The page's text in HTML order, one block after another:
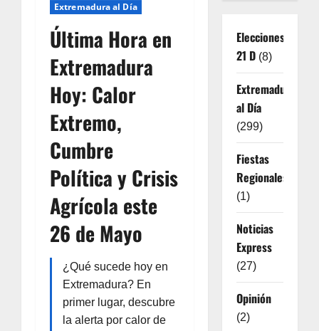
Extremadura al Día
Última Hora en
Extremadura
Hoy: Calor
Extremo,
Cumbre
Política y Crisis
Agrícola este
26 de Mayo
¿Qué sucede hoy en
Extremadura? En
primer lugar, descubre
la alerta por calor de
Elecciones
21 D(8)
Extremadura
al Día
(299)
Fiestas
Regionales
(1)
Noticias
Express
(27)
Opinión
(2)